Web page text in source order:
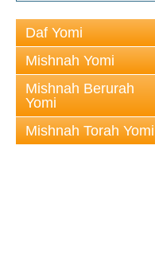
Daf Yomi
Mishnah Yomi
Mishnah Berurah
Yomi
Mishnah Torah Yomi